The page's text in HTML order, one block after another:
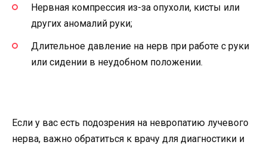
Нервная компрессия из-за опухоли, кисты или
других аномалий руки;
Длительное давление на нерв при работе с руки
или сидении в неудобном положении.
Если у вас есть подозрения на невропатию лучевого
нерва, важно обратиться к врачу для диагностики и